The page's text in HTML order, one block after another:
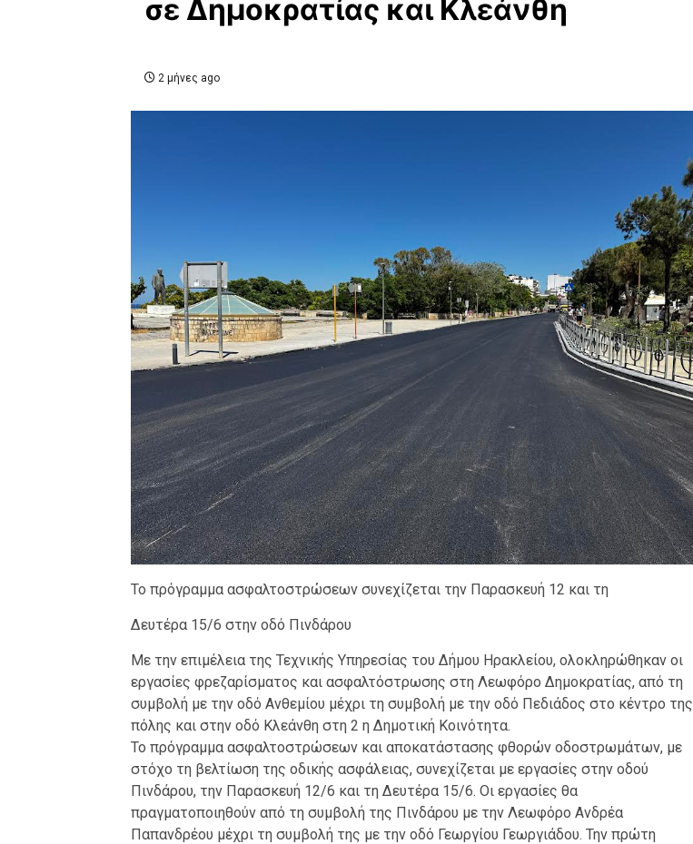
σε Δημοκρατίας και Κλεάνθη
2 μήνες ago
Το πρόγραμμα ασφαλτοστρώσεων συνεχίζεται την Παρασκευή 12 και τη
Δευτέρα 15/6 στην οδό Πινδάρου
Με την επιμέλεια της Τεχνικής Υπηρεσίας του Δήμου Ηρακλείου, ολοκληρώθηκαν οι
εργασίες φρεζαρίσματος και ασφαλτόστρωσης στη Λεωφόρο Δημοκρατίας, από τη
συμβολή με την οδό Ανθεμίου μέχρι τη συμβολή με την οδό Πεδιάδος στο κέντρο της
πόλης και στην οδό Κλεάνθη στη 2 η Δημοτική Κοινότητα.
Το πρόγραμμα ασφαλτοστρώσεων και αποκατάστασης φθορών οδοστρωμάτων, με
στόχο τη βελτίωση της οδικής ασφάλειας, συνεχίζεται με εργασίες στην οδού
Πινδάρου, την Παρασκευή 12/6 και τη Δευτέρα 15/6. Οι εργασίες θα
πραγματοποιηθούν από τη συμβολή της Πινδάρου με την Λεωφόρο Ανδρέα
Παπανδρέου μέχρι τη συμβολή της με την οδό Γεωργίου Γεωργιάδου. Την πρώτη